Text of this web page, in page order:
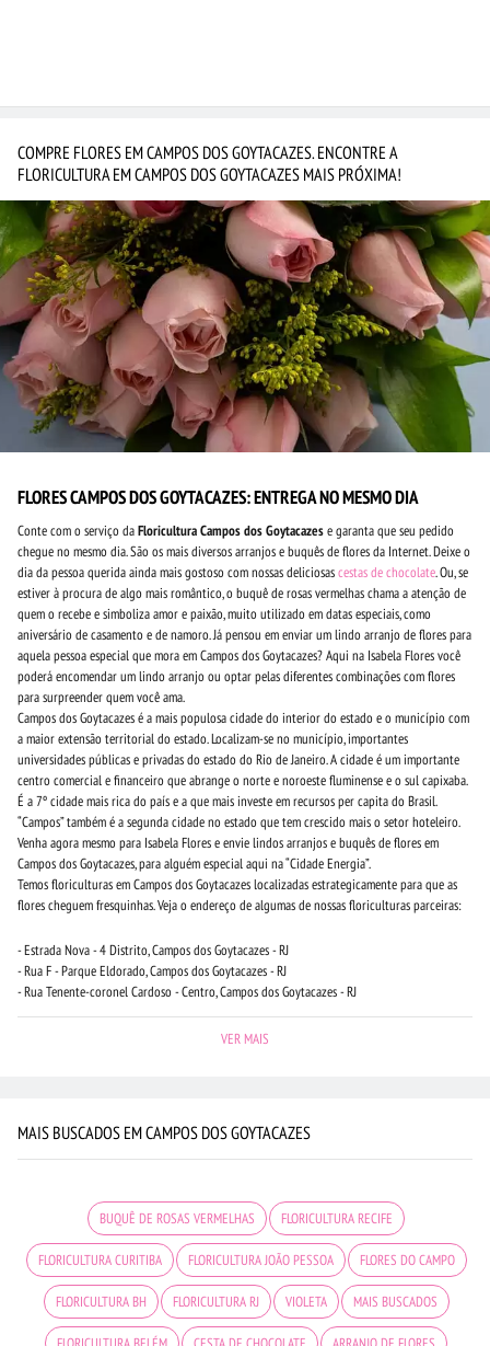
COMPRE FLORES EM CAMPOS DOS GOYTACAZES. ENCONTRE A
FLORICULTURA EM CAMPOS DOS GOYTACAZES MAIS PRÓXIMA!
FLORES CAMPOS DOS GOYTACAZES: ENTREGA NO MESMO DIA
Conte com o serviço daFloricultura Campos dos Goytacazese garanta que seu pedido
chegue no mesmo dia. São os mais diversos arranjos e buquês de flores da Internet. Deixe o
dia da pessoa querida ainda mais gostoso com nossas deliciosascestas de chocolate. Ou, se
estiver à procura de algo mais romântico, o buquê de rosas vermelhas chama a atenção de
quem o recebe e simboliza amor e paixão, muito utilizado em datas especiais, como
aniversário de casamento e de namoro. Já pensou em enviar um lindo arranjo de flores para
aquela pessoa especial que mora em Campos dos Goytacazes? Aqui na Isabela Flores você
poderá encomendar um lindo arranjo ou optar pelas diferentes combinações com flores
para surpreender quem você ama.
Campos dos Goytacazes é a mais populosa cidade do interior do estado e o município com
a maior extensão territorial do estado. Localizam-se no município, importantes
universidades públicas e privadas do estado do Rio de Janeiro. A cidade é um importante
centro comercial e financeiro que abrange o norte e noroeste fluminense e o sul capixaba.
É a 7º cidade mais rica do país e a que mais investe em recursos per capita do Brasil.
“Campos” também é a segunda cidade no estado que tem crescido mais o setor hoteleiro.
Venha agora mesmo para Isabela Flores e envie lindos arranjos e buquês de flores em
Campos dos Goytacazes, para alguém especial aqui na “Cidade Energia”.
Temos floriculturas em Campos dos Goytacazes localizadas estrategicamente para que as
flores cheguem fresquinhas. Veja o endereço de algumas de nossas floriculturas parceiras:
- Estrada Nova - 4 Distrito, Campos dos Goytacazes - RJ
- Rua F - Parque Eldorado, Campos dos Goytacazes - RJ
- Rua Tenente-coronel Cardoso - Centro, Campos dos Goytacazes - RJ
VER MAIS
MAIS BUSCADOS EM CAMPOS DOS GOYTACAZES
BUQUÊ DE ROSAS VERMELHAS FLORICULTURA RECIFE
FLORICULTURA CURITIBA FLORICULTURA JOÃO PESSOA FLORES DO CAMPO
FLORICULTURA BH FLORICULTURA RJ VIOLETA MAIS BUSCADOS